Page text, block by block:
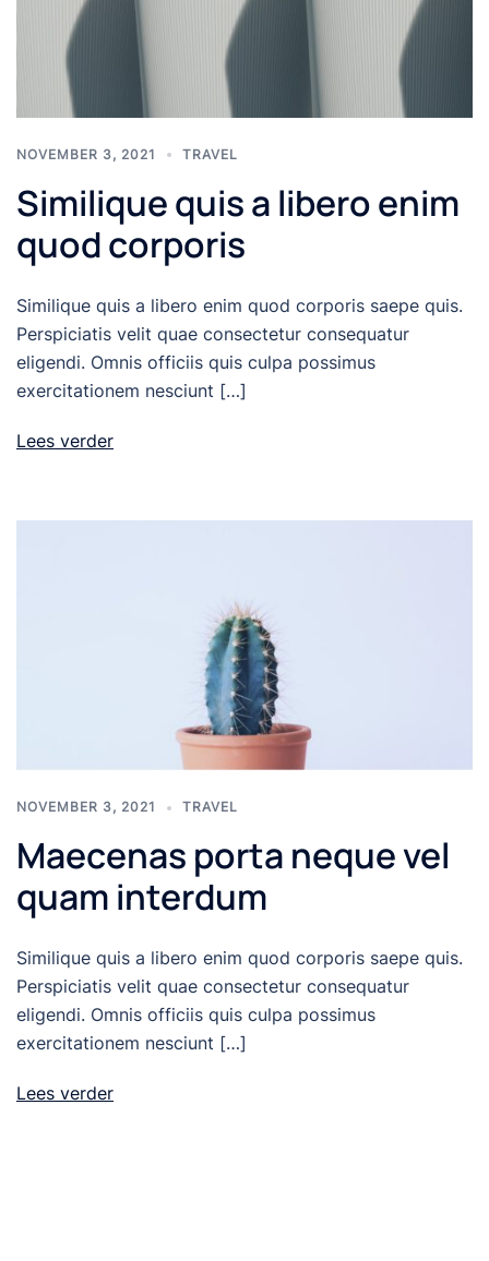
NOVEMBER 3, 2021 TRAVEL
Similique quis a libero enim
quod corporis
Similique quis a libero enim quod corporis saepe quis.
Perspiciatis velit quae consectetur consequatur
eligendi. Omnis officiis quis culpa possimus
exercitationem nesciunt […]
Lees verder
NOVEMBER 3, 2021 TRAVEL
Maecenas porta neque vel
quam interdum
Similique quis a libero enim quod corporis saepe quis.
Perspiciatis velit quae consectetur consequatur
eligendi. Omnis officiis quis culpa possimus
exercitationem nesciunt […]
Lees verder